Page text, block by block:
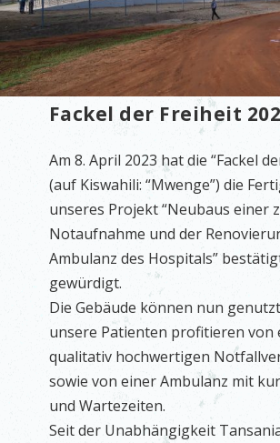
Fackel der Freiheit
Am 8. April 2023 hat die “Fackel
(auf Kiswahili: “Mwenge”) die
unseres Projekt “Neubaus einer
Notaufnahme und der
Ambulanz des Hospitals”
gewürdigt.
Die Gebäude können nun
unsere Patienten profitieren von
qualitativ hochwertigen
sowie von einer Ambulanz mit
und Wartezeiten.
Seit der Unabhängigkeit